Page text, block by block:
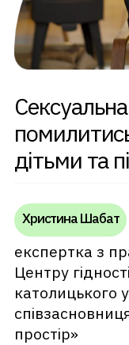
дітьми та
Христина Шабат
експертка з
Центру
католицького
простір»